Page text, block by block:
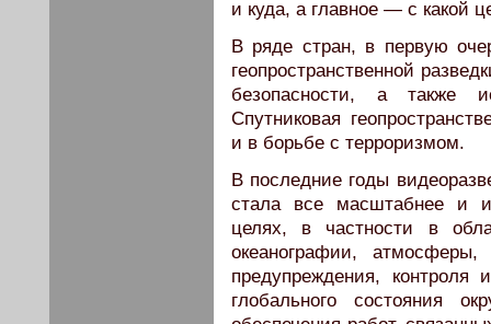
и куда, а главное — с какой
В ряде стран, в первую
геопространственной
безопасности, а также
Спутниковая
и в борьбе с терроризмом.
В последние годы
стала все масштабнее и
целях, в частности в
океанографии,
предупреждения, контроля
глобального состояния